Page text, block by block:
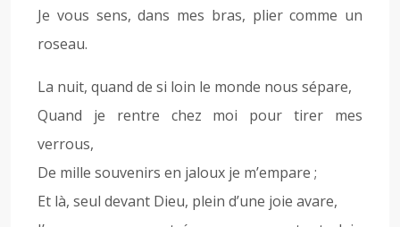
Je vous sens, dans mes bras, plier comme un
roseau.
La nuit, quand de si loin le monde nous sépare,
Quand je rentre chez moi pour tirer mes
verrous,
De mille souvenirs en jaloux je m’empare ;
Et là, seul devant Dieu, plein d’une joie avare,